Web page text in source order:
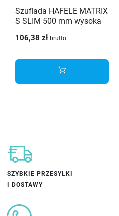
Szuflada HAFELE MATRIX
S SLIM 500 mm wysoka
106,38 zł brutto
SZYBKIE PRZESYŁKI
I DOSTAWY